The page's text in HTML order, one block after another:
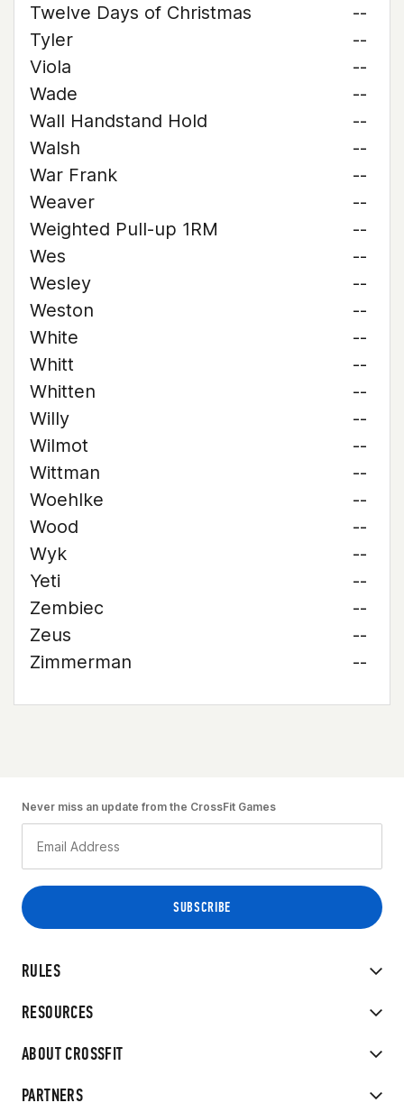
Twelve Days of Christmas
--
Tyler
--
Viola
--
Wade
--
Wall Handstand Hold
--
Walsh
--
War Frank
--
Weaver
--
Weighted Pull-up 1RM
--
Wes
--
Wesley
--
Weston
--
White
--
Whitt
--
Whitten
--
Willy
--
Wilmot
--
Wittman
--
Woehlke
--
Wood
--
Wyk
--
Yeti
--
Zembiec
--
Zeus
--
Zimmerman
--
RULES
RESOURCES
ABOUT CROSSFIT
PARTNERS
Never miss an update from the CrossFit Games